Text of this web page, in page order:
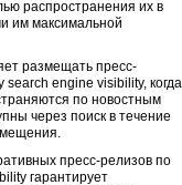
распространения их в
им максимальной
размещать пресс-
engine visibility, когда
по новостным
через поиск в течение
пресс-релизов по
гарантирует